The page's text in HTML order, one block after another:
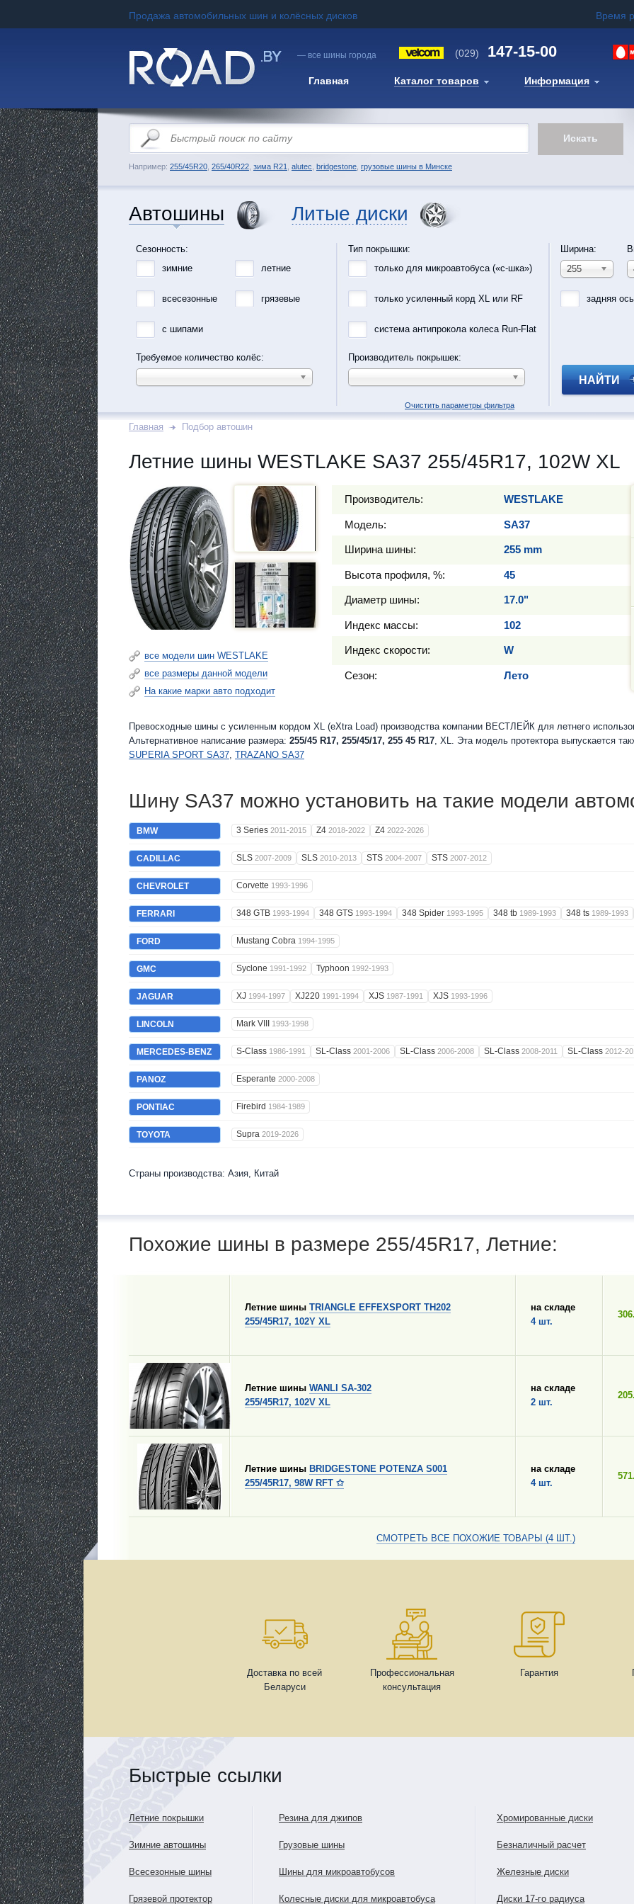
Продажа автомобильных шин и колёсных дисков Время
— все шины города (029) 147-15-00
Главная Каталог товаров Информация
Например: 255/45R20 265/40R22 зима R21 alutec bridgestone грузовые шины в Минске
Автошины Литые диски
Сезонность:
зимние
летние
всесезонные грязевые
с шипами
Требуемое количество колёс:
Тип покрышки:
только для микроавтобуса («с-шка»)
только усиленный корд XL или RF
система антипрокола колеса Run-Flat
Производитель покрышек:
Ширина:
255
задняя
НАЙТИ
Очистить параметры фильтра
Главная Подбор автошин
Летние шины WESTLAKE SA37 255/45R17, 102W XL
все модели шин WESTLAKE
все размеры данной модели
На какие марки авто подходит
Производитель: WESTLAKE
Модель: SA37
Ширина шины: 255 mm
Высота профиля, %: 45
Диаметр шины: 17.0"
Индекс массы: 102
Индекс скорости: W
Сезон: Лето
Превосходные шины c усиленным кордом XL (eXtra Load) производства компании ВЕСТЛЕЙК для летнего
Альтернативное написание размера: 255/45 R17, 255/45/17, 255 45 R17, XL. Эта модель протектора выпускается
SUPERIA SPORT SA37, TRAZANO SA37
Шину SA37 можно установить на такие модели
BMW 3 Series 2011-2015 Z4 2018-2022 Z4 2022-2026
CADILLAC SLS 2007-2009 SLS 2010-2013 STS 2004-2007 STS 2007-2012
CHEVROLET Corvette 1993-1996
FERRARI 348 GTB 1993-1994 348 GTS 1993-1994 348 Spider 1993-1995 348 tb 1989-1993 348 ts 1989-1993
FORD Mustang Cobra 1994-1995
GMC Syclone 1991-1992 Typhoon 1992-1993
JAGUAR XJ 1994-1997 XJ220 1991-1994 XJS 1987-1991 XJS 1993-1996
LINCOLN Mark VIII 1993-1998
MERCEDES-BENZ S-Class 1986-1991 SL-Class 2001-2006 SL-Class 2006-2008 SL-Class 2008-2011 SL-Class 2012-
PANOZ Esperante 2000-2008
PONTIAC Firebird 1984-1989
TOYOTA Supra 2019-2026
Страны производства: Азия, Китай
Похожие шины в размере 255/45R17, Летние:
Летние шины TRIANGLE EFFEXSPORT TH202
255/45R17, 102Y XL
на складе
4 шт.
Летние шины WANLI SA-302
255/45R17, 102V XL
на складе
2 шт.
Летние шины BRIDGESTONE POTENZA S001
255/45R17, 98W RFT ✩
на складе
4 шт.
СМОТРЕТЬ ВСЕ ПОХОЖИЕ ТОВАРЫ (4 ШТ.)
Доставка по всей
Беларуси
Профессиональная
консультация
Гарантия
Быстрые ссылки
Летние покрышки
Зимние автошины
Всесезонные шины
Грязевой протектор
Резина для джипов
Грузовые шины
Шины для микроавтобусов
Колесные диски для микроавтобуса
Хромированные диски
Безналичный расчет
Железные диски
Диски 17-го радиуса